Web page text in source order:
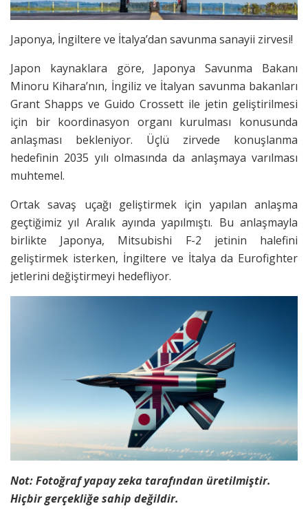
Japonya, İngiltere ve İtalya’dan savunma sanayii zirvesi!
Japon kaynaklara göre, Japonya Savunma Bakanı
Minoru Kihara’nın, İngiliz ve İtalyan savunma bakanları
Grant Shapps ve Guido Crossett ile jetin geliştirilmesi
için bir koordinasyon organı kurulması konusunda
anlaşması bekleniyor. Üçlü zirvede konuşlanma
hedefinin 2035 yılı olmasında da anlaşmaya varılması
muhtemel.
Ortak savaş uçağı geliştirmek için yapılan anlaşma
geçtiğimiz yıl Aralık ayında yapılmıştı. Bu anlaşmayla
birlikte Japonya, Mitsubishi F-2 jetinin halefini
geliştirmek isterken, İngiltere ve İtalya da Eurofighter
jetlerini değiştirmeyi hedefliyor.
Not: Fotoğraf yapay zeka tarafından üretilmiştir.
Hiçbir gerçekliğe sahip değildir.